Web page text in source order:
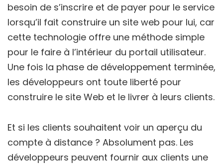
besoin de s’inscrire et de payer pour le service
lorsqu’il fait construire un site web pour lui, car
cette technologie offre une méthode simple
pour le faire à l’intérieur du portail utilisateur.
Une fois la phase de développement terminée,
les développeurs ont toute liberté pour
construire le site Web et le livrer à leurs clients.
Et si les clients souhaitent voir un aperçu du
compte à distance ? Absolument pas. Les
développeurs peuvent fournir aux clients une